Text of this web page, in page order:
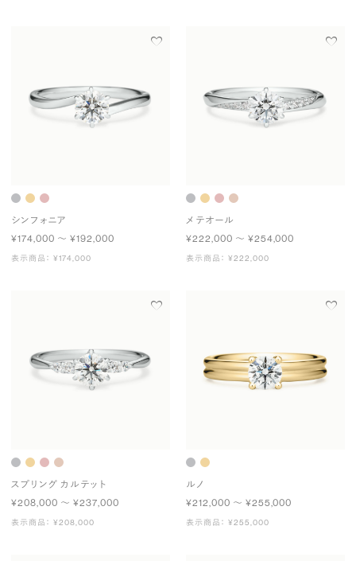
シンフォニア
¥174,000 〜 ¥192,000
表示商品： ¥174,000
メテオール
¥222,000 〜 ¥254,000
表示商品： ¥222,000
スプリング カルテット
¥208,000 〜 ¥237,000
表示商品： ¥208,000
ルノ
¥212,000 〜 ¥255,000
表示商品： ¥255,000